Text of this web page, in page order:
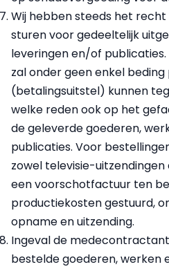
Wij hebben steeds het
sturen voor gedeeltelijk
leveringen en/of
zal onder geen enkel
(betalingsuitstel) kunnen
welke reden ook op het
de geleverde goederen,
publicaties. Voor
zowel televisie-
een voorschotfactuur ten
productiekosten gestuurd,
opname en uitzending.
Ingeval de
bestelde goederen, werken